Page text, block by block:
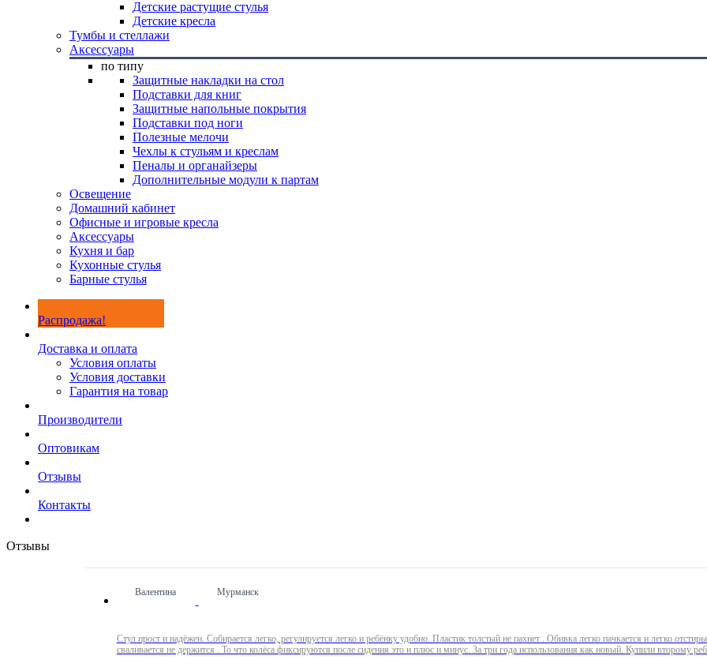
Детские растущие стулья
Детские кресла
Тумбы и стеллажи
Аксессуары
по типу
Защитные накладки на стол
Подставки для книг
Защитные напольные покрытия
Подставки под ноги
Полезные мелочи
Чехлы к стульям и креслам
Пеналы и органайзеры
Дополнительные модули к партам
Освещение
Домашний кабинет
Офисные и игровые кресла
Аксессуары
Кухня и бар
Кухонные стулья
Барные стулья
Распродажа!
Доставка и оплата
Условия оплаты
Условия доставки
Гарантия на товар
Производители
Оптовикам
Отзывы
Контакты
Отзывы
Валентина Мурманск
Стул прост и надёжен. Собирается легко, регулируется легко и ребёнку удобно. Пластик толстый не пахнет . Обивка легко пачкается и легко
сваливается не держится . То что колёса фиксируются после сидения это и плюс и минус. За